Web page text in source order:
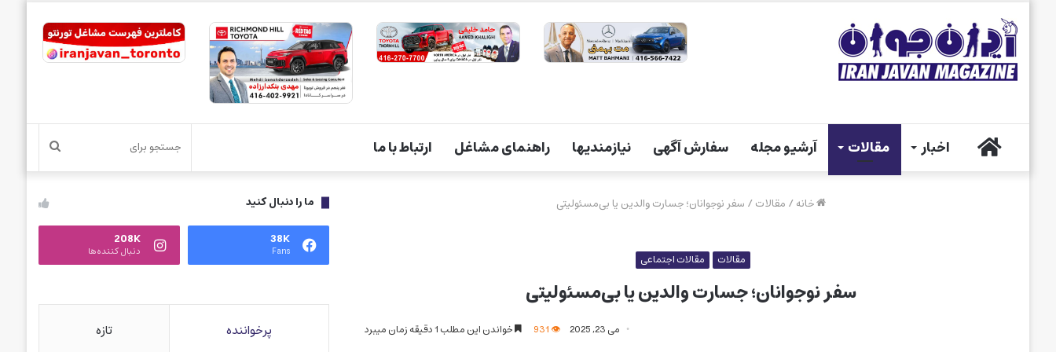
خانه اخبار مقالات آرشیو مجله سفارش آگهی نیازمندیها راهنمای مشاغل ارتباط با ما جستجو
برای خانه/ مقالات/ سفر نوجوانان؛ جسارت والدین یا بی‌مسئولیتی
مقالات مقالات اجتماعی
سفر نوجوانان؛ جسارت والدین یا بی‌مسئولیتی
می 23, 2025 خواندن این مطلب 1 دقیقه زمان میبرد
ما را دنبال کنید
38K
Fans
208K
دنبال کننده‌ها
پرخواننده تازه